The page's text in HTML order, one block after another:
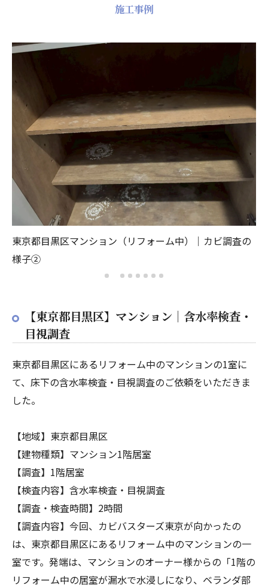
施工事例
東京都目黒区マンション（リフォーム中）｜カビ調査の
様子②
【東京都目黒区】マンション｜含水率検査・
目視調査
東京都目黒区にあるリフォーム中のマンションの1室に
て、床下の含水率検査・目視調査のご依頼をいただきま
した。
【地域】東京都目黒区
【建物種類】マンション1階居室
【調査】1階居室
【検査内容】含水率検査・目視調査
【調査・検査時間】2時間
【調査内容】今回、カビバスターズ東京が向かったの
は、東京都目黒区にあるリフォーム中のマンションの一
室です。発端は、マンションのオーナー様からの「1階の
リフォーム中の居室が漏水で水浸しになり、ベランダ部